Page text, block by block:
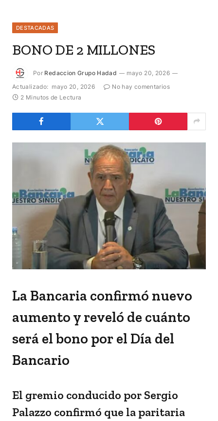
DESTACADAS
BONO DE 2 MILLONES
Por Redaccion Grupo Hadad
mayo 20, 2026
Actualizado: mayo 20, 2026
No hay comentarios
2 Minutos de Lectura
La Bancaria confirmó nuevo
aumento y reveló de cuánto
será el bono por el Día del
Bancario
El gremio conducido por Sergio
Palazzo confirmó que la paritaria